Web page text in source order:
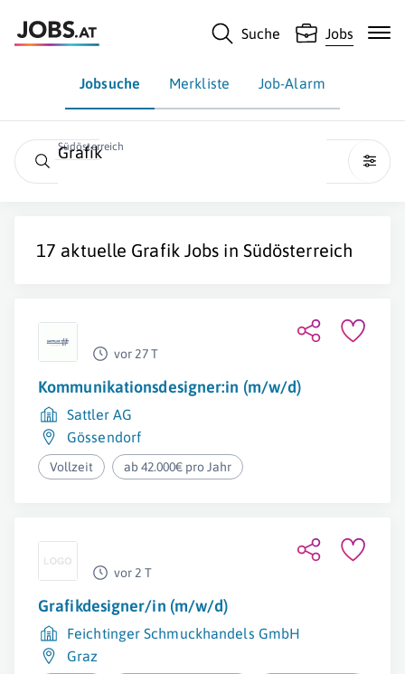
Suche Jobs
Jobsuche Merkliste Job-Alarm
Südösterreich
Grafik
17 aktuelle GrafikJobs in Südösterreich
vor 27 T
Kommunikationsdesigner:in (m/w/d)
Sattler AG
Gössendorf
Vollzeit ab 42.000€ pro Jahr
vor 2 T
Grafikdesigner/in (m/w/d)
Feichtinger Schmuckhandels GmbH
Graz